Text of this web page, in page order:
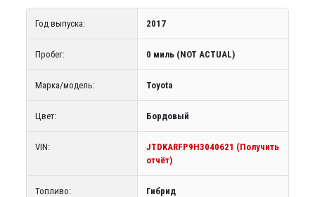
Год выпуска: 2017
Пробег: 0 миль (NOT ACTUAL)
Марка/модель: Toyota
Цвет: Бордовый
VIN:
JTDKARFP9H3040621 (Получить
отчёт)
Топливо: Гибрид